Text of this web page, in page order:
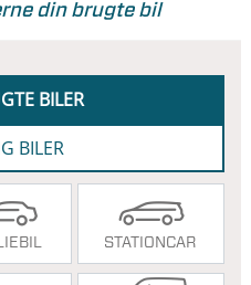
din brugte bil
BILER
BILER
STATIONCAR